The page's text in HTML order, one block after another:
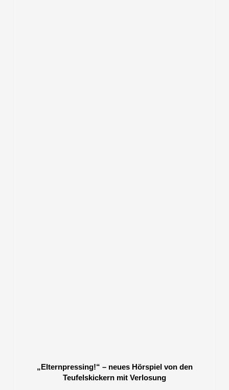
„Elternpressing!“ – neues Hörspiel von den
Teufelskickern mit Verlosung